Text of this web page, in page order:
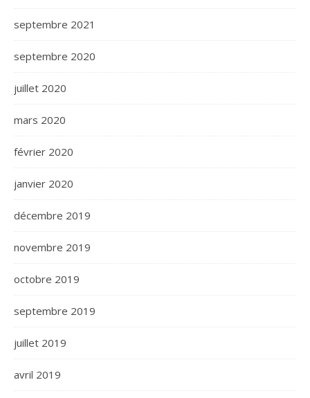
septembre 2021
septembre 2020
juillet 2020
mars 2020
février 2020
janvier 2020
décembre 2019
novembre 2019
octobre 2019
septembre 2019
juillet 2019
avril 2019